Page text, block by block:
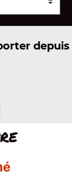
depuis